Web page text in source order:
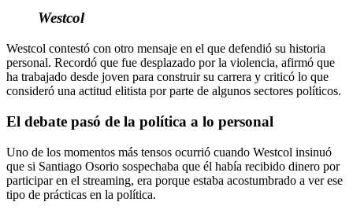
Westcol
Westcol contestó con otro mensaje en el que defendió su historia
personal. Recordó que fue desplazado por la violencia, afirmó que
ha trabajado desde joven para construir su carrera y criticó lo que
consideró una actitud elitista por parte de algunos sectores políticos.
El debate pasó de la política a lo personal
Uno de los momentos más tensos ocurrió cuando Westcol insinuó
que si Santiago Osorio sospechaba que él había recibido dinero por
participar en el streaming, era porque estaba acostumbrado a ver ese
tipo de prácticas en la política.